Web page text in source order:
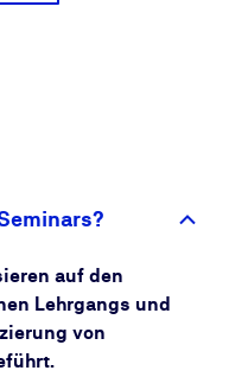
NORD CERT, einer
weisen Sie nach,
für Sie die
Möglichkeiten einer
auf den
Lehrgangs und
von